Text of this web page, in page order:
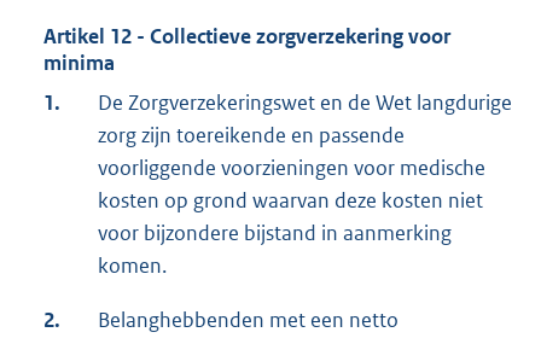
Artikel 12 - Collectieve zorgverzekering voor
minima
1.
De Zorgverzekeringswet en de Wet langdurige
zorg zijn toereikende en passende
voorliggende voorzieningen voor medische
kosten op grond waarvan deze kosten niet
voor bijzondere bijstand in aanmerking
komen.
2.
Belanghebbenden met een netto